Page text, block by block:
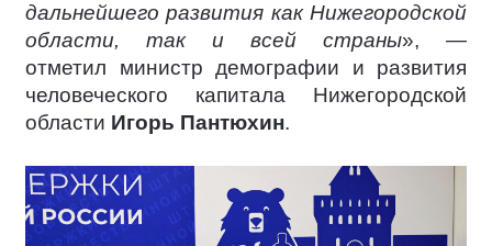
дальнейшего развития как Нижегородской
области, так и всей страны», —
отметил министр демографии и развития
человеческого капитала Нижегородской
области Игорь Пантюхин.